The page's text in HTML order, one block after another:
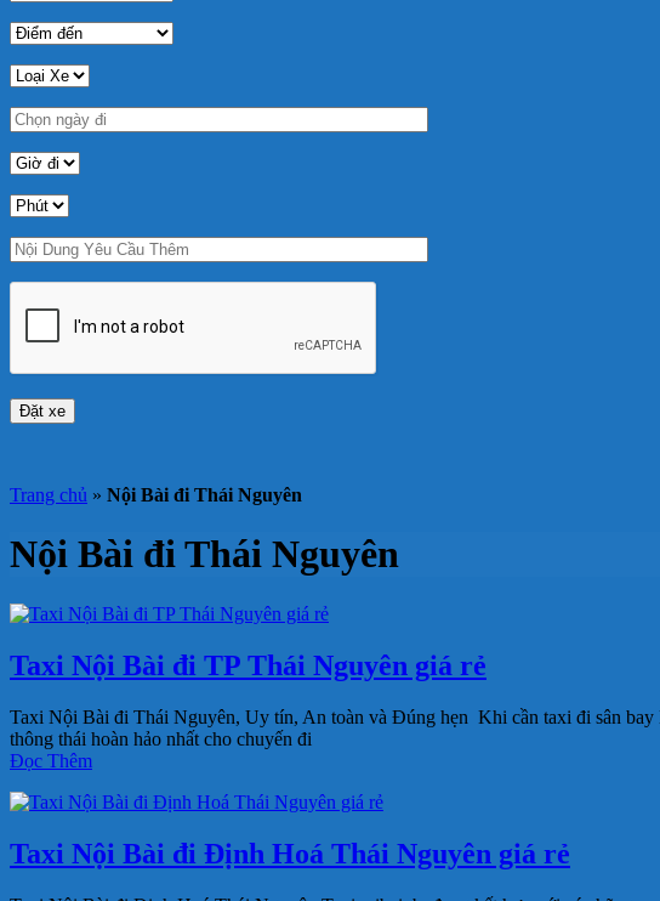
Trang chủ » Nội Bài đi Thái Nguyên
Nội Bài đi Thái Nguyên
Taxi Nội Bài đi TP Thái Nguyên giá rẻ
Taxi Nội Bài đi Thái Nguyên, Uy tín, An toàn và Đúng hẹn Khi cần taxi đi sân
thông thái hoàn hảo nhất cho chuyến đi
Đọc Thêm
Taxi Nội Bài đi Định Hoá Thái Nguyên giá rẻ